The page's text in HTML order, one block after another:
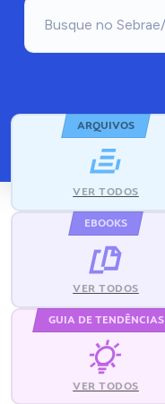
ARQUIVOS
VER TODOS
EBOOKS
VER TODOS
GUIA DE TENDÊNCIAS
VER TODOS